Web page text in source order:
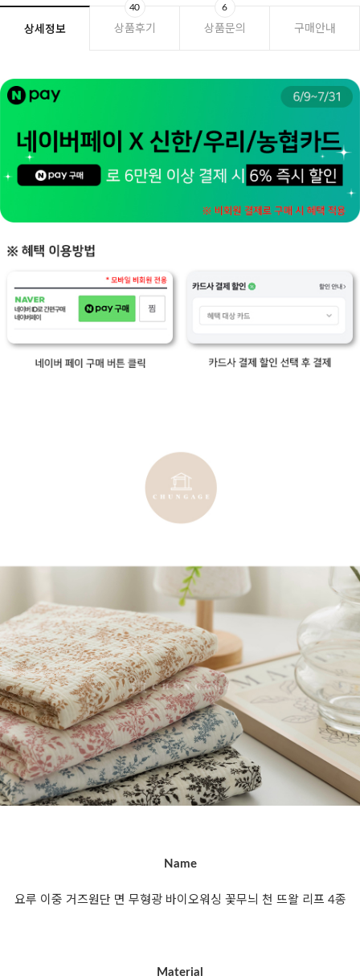
상세정보 상품후기
40
상품문의
6
구매안내
Name
요루 이중 거즈원단 면 무형광 바이오워싱 꽃무늬 천 뜨왈 리프 4종
Material